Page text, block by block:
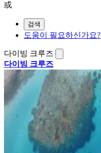
或
검색
도움이 필요하신가요?
다이빙 크루즈
다이빙 크루즈